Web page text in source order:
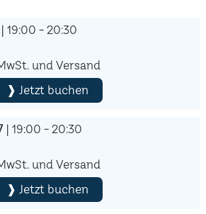
19:00 - 20:30
und Versand
❱ Jetzt buchen
| 19:00 - 20:30
und Versand
❱ Jetzt buchen